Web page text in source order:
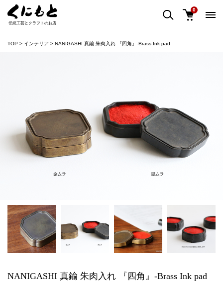
伝統工芸とクラフトのお店
0
TOP インテリア NANIGASHI 真鍮 朱肉入れ 『四角』-Brass Ink pad
NANIGASHI 真鍮 朱肉入れ 『四角』-Brass Ink pad